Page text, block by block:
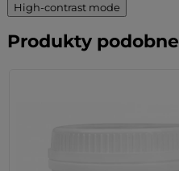
High-contrast mode
Produkty podobne